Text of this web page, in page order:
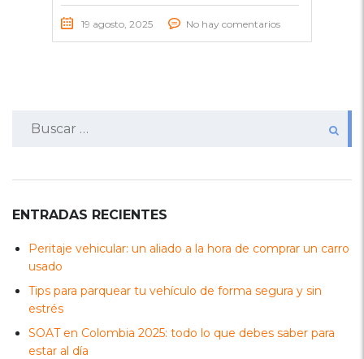
19 agosto, 2025 No hay comentarios
ENTRADAS RECIENTES
Peritaje vehicular: un aliado a la hora de comprar un carro
usado
Tips para parquear tu vehículo de forma segura y sin
estrés
SOAT en Colombia 2025: todo lo que debes saber para
estar al día